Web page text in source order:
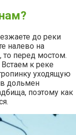
до реки
налево на
то перед мостом.
к реке
уходящую
дольмен
поэтому как